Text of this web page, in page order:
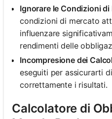
Ignorare le Condizioni
condizioni di mercato
influenzare
rendimenti delle
Incompresione dei
eseguiti per assicurarti
correttamente i risultati.
Calcolatore di